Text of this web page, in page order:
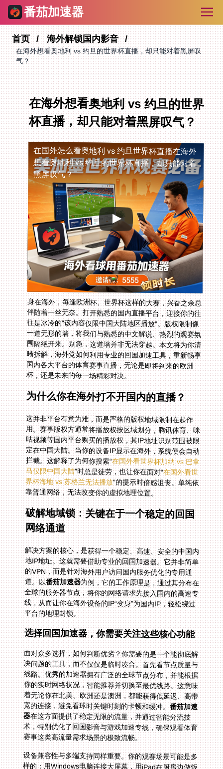
番茄加速器
首页 海外解锁国内影音
在海外想看奥地利 vs 约旦的世界杯直播，却只能对着黑屏叹
气？
在海外想看奥地利 vs 约旦的世界
杯直播，却只能对着黑屏叹气？
在国外怎么看奥地利 vs 约旦世界杯直播在海外
想看奥地利 vs 约旦的世界杯直播，却只能对着
黑屏叹气？
身在海外，每逢欧洲杯、世界杯这样的大赛，兴奋之余总
伴随着一丝无奈。打开熟悉的国内直播平台，迎接你的往
往是冰冷的“该内容仅限中国大陆地区播放”。版权限制像
一道无形的墙，将我们与熟悉的中文解说、热烈的观赛氛
围隔绝开来。别急，这道墙并非无法穿越。本文将为你清
晰拆解，海外党如何利用专业的回国加速工具，重新畅享
国内各大平台的体育赛事直播，无论是即将到来的欧洲
杯，还是未来的每一场精彩对决。
为什么你在海外打不开国内的直播？
这并非平台有意为难，而是严格的版权地域限制在起作
用。赛事版权方通常将播放权按区域划分，腾讯体育、咪
咕视频等国内平台购买的播放权，其IP地址识别范围被限
定在中国大陆。当你的设备IP显示在海外，系统便会自动
拦截。这解释了为何你搜索“在国外看世界杯加纳 vs 巴拿
马仅限中国大陆”时总是徒劳，也让你在面对“在国外看世
界杯海地 vs 苏格兰无法播放”的提示时倍感沮丧。单纯依
靠普通网络，无法改变你的虚拟地理位置。
破解地域锁：关键在于一个稳定的回国
网络通道
解决方案的核心，是获得一个稳定、高速、安全的中国内
地IP地址。这就需要借助专业的回国加速器。它并非简单
的VPN，而是针对海外用户访问国内服务优化的专用通
道。以番茄加速器为例，它的工作原理是，通过其分布在
全球的服务器节点，将你的网络请求先接入国内的高速专
线，从而让你在海外设备的IP“变身”为国内IP，轻松绕过
平台的地理封锁。
选择回国加速器，你需要关注这些核心功能
面对众多选择，如何判断优劣？你需要的是一个能彻底解
决问题的工具，而不仅仅是临时凑合。首先看节点质量与
线路。优秀的加速器拥有广泛的全球节点分布，并能根据
你的实时网络状况，智能推荐并切换至最优线路。这意味
着无论你在北美、欧洲还是澳洲，都能获得低延迟、高带
宽的连接，避免看球时关键时刻的卡顿和缓冲。番茄加速
器在这方面提供了稳定无限的流量，并通过智能分流技
术，特别优化了回国影音与游戏加速专线，确保观看体育
赛事这类高流量需求场景的极致流畅。
设备兼容性与多端支持同样重要。你的观赛场景可能是多
样的：用Windows电脑连接大屏幕，用iPad在厨房边做饭
边看，或者用Android手机在通勤路上关注赛况。一个好
的加速器应能全面支持Android、iOS、Windows、
macOS等主流系统，并允许一个账号在多个设备上同时
使用，满足你与家人朋友在不同设备上共享观赛激情的需